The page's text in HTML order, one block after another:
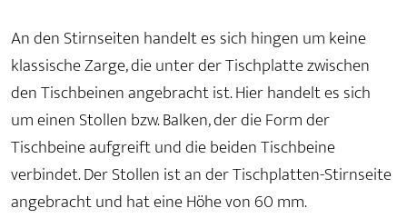
An den Stirnseiten handelt es sich hingen um keine
klassische Zarge, die unter der Tischplatte zwischen
den Tischbeinen angebracht ist. Hier handelt es sich
um einen Stollen bzw. Balken, der die Form der
Tischbeine aufgreift und die beiden Tischbeine
verbindet. Der Stollen ist an der Tischplatten-Stirnseite
angebracht und hat eine Höhe von 60 mm.